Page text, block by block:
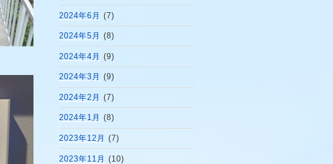
2024年6月 (7)
2024年5月 (8)
2024年4月 (9)
2024年3月 (9)
2024年2月 (7)
2024年1月 (8)
2023年12月 (7)
2023年11月 (10)